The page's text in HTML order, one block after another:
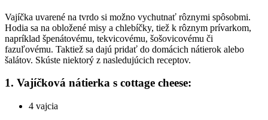
Vajíčka uvarené na tvrdo si možno vychutnať rôznymi spôsobmi.
Hodia sa na obložené misy a chlebíčky, tiež k rôznym prívarkom,
napríklad špenátovému, tekvicovému, šošovicovému či
fazuľovému. Taktiež sa dajú pridať do domácich nátierok alebo
šalátov. Skúste niektorý z nasledujúcich receptov.
1. Vajíčková nátierka s cottage cheese:
4 vajcia